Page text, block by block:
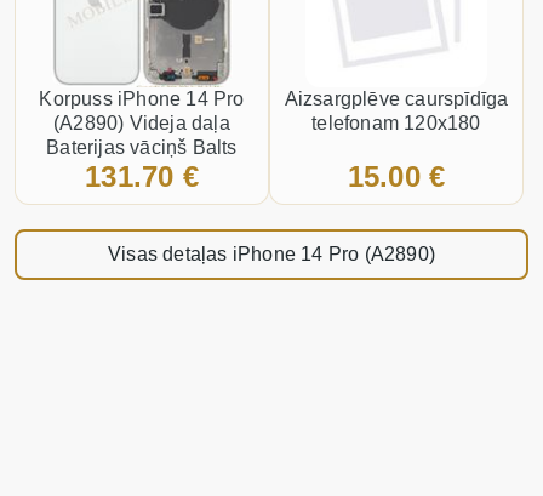
Korpuss iPhone 14 Pro
(A2890) Videja daļa
Baterijas vāciņš Balts
131.70 €
Aizsargplēve caurspīdīga
telefonam 120x180
15.00 €
Visas detaļas iPhone 14 Pro (A2890)